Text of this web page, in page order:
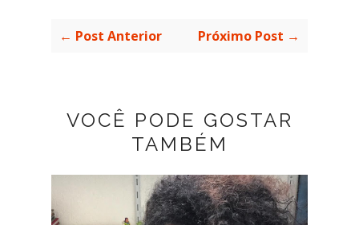
← Post Anterior Próximo Post →
VOCÊ PODE GOSTAR
TAMBÉM